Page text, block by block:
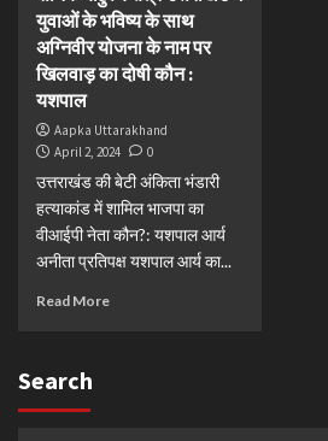
युवाओं के भविष्य के साथ
अग्निवीर योजना के नाम पर
खिलवाड़ का दोषी कौन :
यशपाल
Aapka Uttarakhand
April 2, 2024
0
उत्तराखंड की बेटी अंकिता भंडारी
हत्याकांड में शामिल भाजपा का
वीआईपी नेता कौन?: यशपाल आर्य
अनीता प्रतिपक्ष यशपाल आर्य का...
Read More
Search